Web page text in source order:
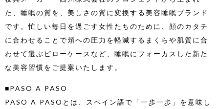
た、睡眠の質を、美しさの質に変換する美容睡眠ブランド
です。忙しい毎日を過ごす女性たちのために、顔のカタチ
に合わせることで頬への圧力を軽減するまくらや肌質に合
わせて選ぶピローケースなど、睡眠にフォーカスした新た
な美容習慣をご提案いたします。
■PASO A PASO
PASO A PASOとは、スペイン語で「一歩一歩」を意味し